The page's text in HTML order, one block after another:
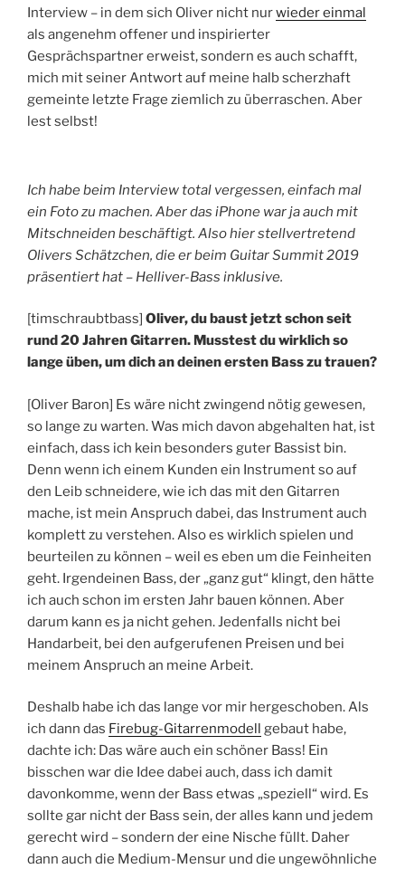
Interview – in dem sich Oliver nicht nurwieder einmal
als angenehm offener und inspirierter
Gesprächspartner erweist, sondern es auch schafft,
mich mit seiner Antwort auf meine halb scherzhaft
gemeinte letzte Frage ziemlich zu überraschen. Aber
lest selbst!
Ich habe beim Interview total vergessen, einfach mal
ein Foto zu machen. Aber das iPhone war ja auch mit
Mitschneiden beschäftigt. Also hier stellvertretend
Olivers Schätzchen, die er beim Guitar Summit 2019
präsentiert hat – Helliver-Bass inklusive.
[timschraubtbass] Oliver, du baust jetzt schon seit
rund 20 Jahren Gitarren. Musstest du wirklich so
lange üben, um dich an deinen ersten Bass zu trauen?
[Oliver Baron] Es wäre nicht zwingend nötig gewesen,
so lange zu warten. Was mich davon abgehalten hat, ist
einfach, dass ich kein besonders guter Bassist bin.
Denn wenn ich einem Kunden ein Instrument so auf
den Leib schneidere, wie ich das mit den Gitarren
mache, ist mein Anspruch dabei, das Instrument auch
komplett zu verstehen. Also es wirklich spielen und
beurteilen zu können – weil es eben um die Feinheiten
geht. Irgendeinen Bass, der „ganz gut“ klingt, den hätte
ich auch schon im ersten Jahr bauen können. Aber
darum kann es ja nicht gehen. Jedenfalls nicht bei
Handarbeit, bei den aufgerufenen Preisen und bei
meinem Anspruch an meine Arbeit.
Deshalb habe ich das lange vor mir hergeschoben. Als
ich dann das Firebug-Gitarrenmodell gebaut habe,
dachte ich: Das wäre auch ein schöner Bass! Ein
bisschen war die Idee dabei auch, dass ich damit
davonkomme, wenn der Bass etwas „speziell“ wird. Es
sollte gar nicht der Bass sein, der alles kann und jedem
gerecht wird – sondern der eine Nische füllt. Daher
dann auch die Medium-Mensur und die ungewöhnliche